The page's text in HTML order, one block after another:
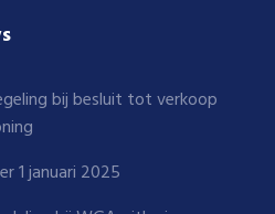
bij besluit tot verkoop
1 januari 2025